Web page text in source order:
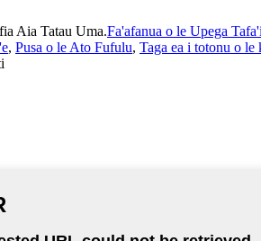
Aia Tatau Uma.Fa'afanua o le Upega
, Pusa o le Ato Fufulu, Taga ea i totonu o le